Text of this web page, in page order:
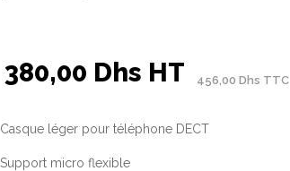
380,00 Dhs HT 456,00 Dhs TTC
Casque léger pour téléphone DECT
Support micro flexible